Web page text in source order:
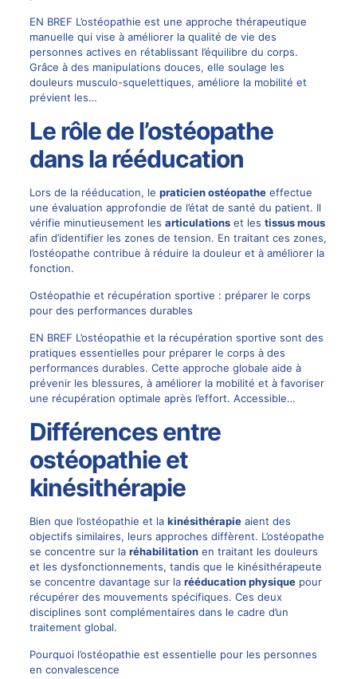
EN BREF L’ostéopathie est une approche thérapeutique
manuelle qui vise à améliorer la qualité de vie des
personnes actives en rétablissant l’équilibre du corps.
Grâce à des manipulations douces, elle soulage les
douleurs musculo-squelettiques, améliore la mobilité et
prévient les…
Le rôle de l’ostéopathe
dans la rééducation
Lors de la rééducation, le praticien ostéopatheeffectue
une évaluation approfondie de l’état de santé du patient. Il
vérifie minutieusement les articulationset les tissus mous
afin d’identifier les zones de tension. En traitant ces zones,
l’ostéopathe contribue à réduire la douleur et à améliorer la
fonction.
Ostéopathie et récupération sportive : préparer le corps
pour des performances durables
EN BREF L’ostéopathie et la récupération sportive sont des
pratiques essentielles pour préparer le corps à des
performances durables. Cette approche globale aide à
prévenir les blessures, à améliorer la mobilité et à favoriser
une récupération optimale après l’effort. Accessible…
Différences entre
ostéopathie et
kinésithérapie
Bien que l’ostéopathie et la kinésithérapieaient des
objectifs similaires, leurs approches diffèrent. L’ostéopathe
se concentre sur la réhabilitationen traitant les douleurs
et les dysfonctionnements, tandis que le kinésithérapeute
se concentre davantage sur la rééducation physiquepour
récupérer des mouvements spécifiques. Ces deux
disciplines sont complémentaires dans le cadre d’un
traitement global.
Pourquoi l’ostéopathie est essentielle pour les personnes
en convalescence